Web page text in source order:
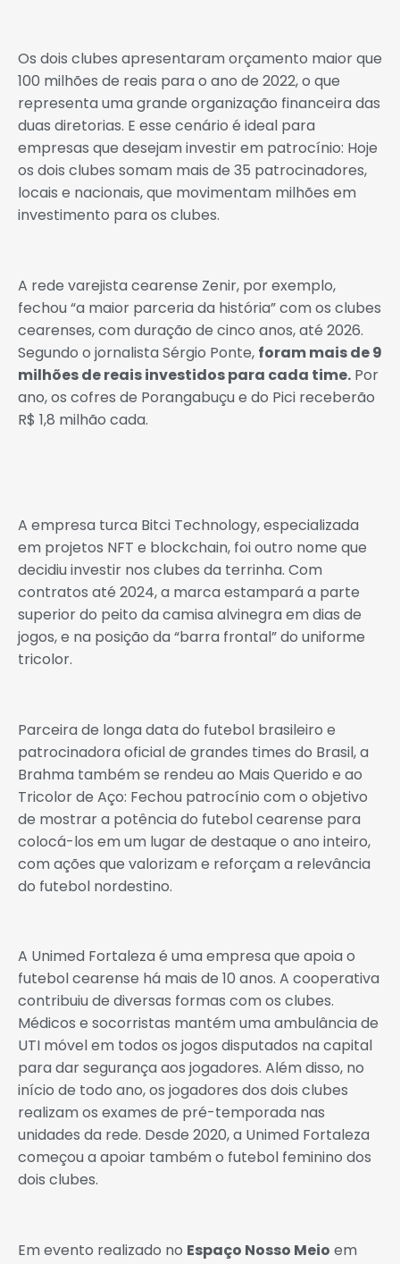
Os dois clubes apresentaram orçamento maior que
100 milhões de reais para o ano de 2022, o que
representa uma grande organização financeira das
duas diretorias. E esse cenário é ideal para
empresas que desejam investir em patrocínio: Hoje
os dois clubes somam mais de 35 patrocinadores,
locais e nacionais, que movimentam milhões em
investimento para os clubes.
A rede varejista cearense Zenir, por exemplo,
fechou “a maior parceria da história” com os clubes
cearenses, com duração de cinco anos, até 2026.
Segundo o jornalista Sérgio Ponte, foram mais de 9
milhões de reais investidos para cada time. Por
ano, os cofres de Porangabuçu e do Pici receberão
R$ 1,8 milhão cada.
A empresa turca Bitci Technology, especializada
em projetos NFT e blockchain, foi outro nome que
decidiu investir nos clubes da terrinha. Com
contratos até 2024, a marca estampará a parte
superior do peito da camisa alvinegra em dias de
jogos, e na posição da “barra frontal” do uniforme
tricolor.
Parceira de longa data do futebol brasileiro e
patrocinadora oficial de grandes times do Brasil, a
Brahma também se rendeu ao Mais Querido e ao
Tricolor de Aço: Fechou patrocínio com o objetivo
de mostrar a potência do futebol cearense para
colocá-los em um lugar de destaque o ano inteiro,
com ações que valorizam e reforçam a relevância
do futebol nordestino.
A Unimed Fortaleza é uma empresa que apoia o
futebol cearense há mais de 10 anos. A cooperativa
contribuiu de diversas formas com os clubes.
Médicos e socorristas mantém uma ambulância de
UTI móvel em todos os jogos disputados na capital
para dar segurança aos jogadores. Além disso, no
início de todo ano, os jogadores dos dois clubes
realizam os exames de pré-temporada nas
unidades da rede. Desde 2020, a Unimed Fortaleza
começou a apoiar também o futebol feminino dos
dois clubes.
Em evento realizado no Espaço Nosso Meio em